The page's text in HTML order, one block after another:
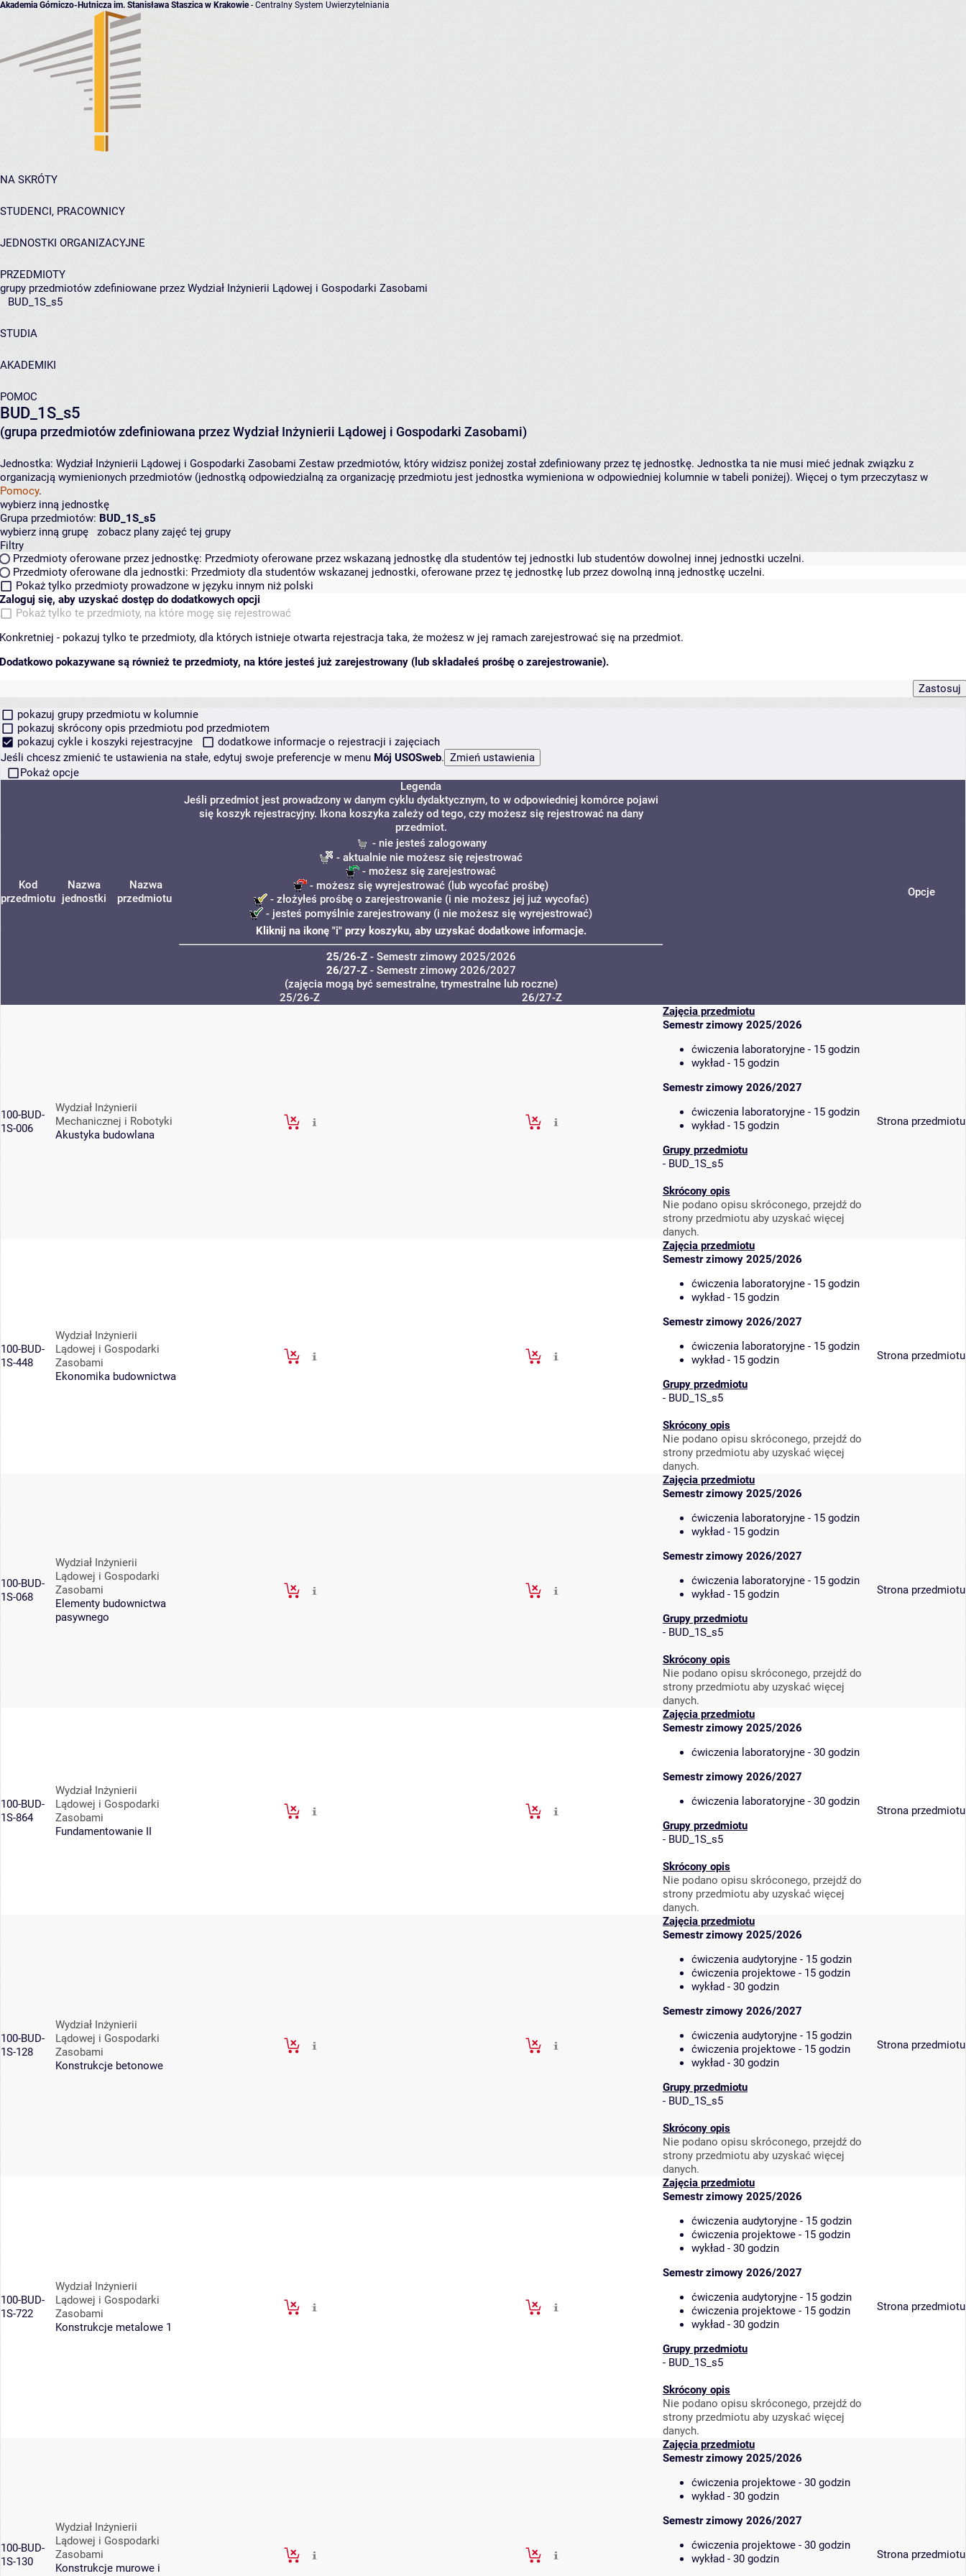
Akademia Górniczo-Hutnicza im. Stanisława Staszica w Krakowie- Centralny System Uwierzytelniania
NA SKRÓTY
STUDENCI, PRACOWNICY
JEDNOSTKI ORGANIZACYJNE
PRZEDMIOTY
grupy przedmiotów zdefiniowane przez Wydział Inżynierii Lądowej i Gospodarki Zasobami
BUD_1S_s5
STUDIA
AKADEMIKI
POMOC
BUD_1S_s5
(grupa przedmiotów zdefiniowana przez Wydział Inżynierii Lądowej i Gospodarki Zasobami)
Jednostka: Wydział Inżynierii Lądowej i Gospodarki Zasobami Zestaw przedmiotów, który widzisz poniżej został zdefiniowany przez tę jednostkę. Jednostka ta nie musi mieć jednak związku z
organizacją wymienionych przedmiotów (jednostką odpowiedzialną za organizację przedmiotu jest jednostka wymieniona w odpowiedniej kolumnie w tabeli poniżej). Więcej o tym przeczytasz w
Pomocy.
wybierz inną jednostkę
Grupa przedmiotów: BUD_1S_s5
wybierz inną grupę
zobacz plany zajęć tej grupy
Filtry
Przedmioty oferowane przez jednostkę: Przedmioty oferowane przez wskazaną jednostkę dla studentów tej jednostki lub studentów dowolnej innej jednostki uczelni.
Przedmioty oferowane dla jednostki: Przedmioty dla studentów wskazanej jednostki, oferowane przez tę jednostkę lub przez dowolną inną jednostkę uczelni.
Pokaż tylko przedmioty prowadzone w języku innym niż polski
Zaloguj się, aby uzyskać dostęp do dodatkowych opcji
Pokaż tylko te przedmioty, na które mogę się rejestrować
Konkretniej - pokazuj tylko te przedmioty, dla których istnieje otwarta rejestracja taka, że możesz w jej ramach zarejestrować się na przedmiot.
Dodatkowo pokazywane są również te przedmioty, na które jesteś już zarejestrowany (lub składałeś prośbę o zarejestrowanie).
pokazuj grupy przedmiotu w kolumnie
pokazuj skrócony opis przedmiotu pod przedmiotem
pokazuj cykle i koszyki rejestracyjne
dodatkowe informacje o rejestracji i zajęciach
Jeśli chcesz zmienić te ustawienia na stałe, edytuj swoje preferencje w menu Mój USOSweb.
Pokaż opcje
Kod
przedmiotu
Nazwa
jednostki
Nazwa
przedmiotu
Legenda
Jeśli przedmiot jest prowadzony w danym cyklu dydaktycznym, to w odpowiedniej komórce pojawi
się koszyk rejestracyjny. Ikona koszyka zależy od tego, czy możesz się rejestrować na dany
przedmiot.
- nie jesteś zalogowany
- aktualnie nie możesz się rejestrować
- możesz się zarejestrować
- możesz się wyrejestrować (lub wycofać prośbę)
- złożyłeś prośbę o zarejestrowanie (i nie możesz jej już wycofać)
- jesteś pomyślnie zarejestrowany (i nie możesz się wyrejestrować)
Kliknij na ikonę "i" przy koszyku, aby uzyskać dodatkowe informacje.
25/26-Z- Semestr zimowy 2025/2026
26/27-Z- Semestr zimowy 2026/2027
(zajęcia mogą być semestralne, trymestralne lub roczne)
Opcje
25/26-Z 26/27-Z
100-BUD-
1S-006
Wydział Inżynierii
Mechanicznej i Robotyki
Akustyka budowlana
Zajęcia przedmiotu
Semestr zimowy 2025/2026
ćwiczenia laboratoryjne - 15 godzin
wykład - 15 godzin
Semestr zimowy 2026/2027
ćwiczenia laboratoryjne - 15 godzin
wykład - 15 godzin
Grupy przedmiotu
- BUD_1S_s5
Skrócony opis
Nie podano opisu skróconego, przejdź do
strony przedmiotu aby uzyskać więcej
danych.
Strona przedmiotu
100-BUD-
1S-448
Wydział Inżynierii
Lądowej i Gospodarki
Zasobami
Ekonomika budownictwa
Zajęcia przedmiotu
Semestr zimowy 2025/2026
ćwiczenia laboratoryjne - 15 godzin
wykład - 15 godzin
Semestr zimowy 2026/2027
ćwiczenia laboratoryjne - 15 godzin
wykład - 15 godzin
Grupy przedmiotu
- BUD_1S_s5
Skrócony opis
Nie podano opisu skróconego, przejdź do
strony przedmiotu aby uzyskać więcej
danych.
Strona przedmiotu
100-BUD-
1S-068
Wydział Inżynierii
Lądowej i Gospodarki
Zasobami
Elementy budownictwa
pasywnego
Zajęcia przedmiotu
Semestr zimowy 2025/2026
ćwiczenia laboratoryjne - 15 godzin
wykład - 15 godzin
Semestr zimowy 2026/2027
ćwiczenia laboratoryjne - 15 godzin
wykład - 15 godzin
Grupy przedmiotu
- BUD_1S_s5
Skrócony opis
Nie podano opisu skróconego, przejdź do
strony przedmiotu aby uzyskać więcej
danych.
Strona przedmiotu
100-BUD-
1S-864
Wydział Inżynierii
Lądowej i Gospodarki
Zasobami
Fundamentowanie II
Zajęcia przedmiotu
Semestr zimowy 2025/2026
ćwiczenia laboratoryjne - 30 godzin
Semestr zimowy 2026/2027
ćwiczenia laboratoryjne - 30 godzin
Grupy przedmiotu
- BUD_1S_s5
Skrócony opis
Nie podano opisu skróconego, przejdź do
strony przedmiotu aby uzyskać więcej
danych.
Strona przedmiotu
100-BUD-
1S-128
Wydział Inżynierii
Lądowej i Gospodarki
Zasobami
Konstrukcje betonowe
Zajęcia przedmiotu
Semestr zimowy 2025/2026
ćwiczenia audytoryjne - 15 godzin
ćwiczenia projektowe - 15 godzin
wykład - 30 godzin
Semestr zimowy 2026/2027
ćwiczenia audytoryjne - 15 godzin
ćwiczenia projektowe - 15 godzin
wykład - 30 godzin
Grupy przedmiotu
- BUD_1S_s5
Skrócony opis
Nie podano opisu skróconego, przejdź do
strony przedmiotu aby uzyskać więcej
danych.
Strona przedmiotu
100-BUD-
1S-722
Wydział Inżynierii
Lądowej i Gospodarki
Zasobami
Konstrukcje metalowe 1
Zajęcia przedmiotu
Semestr zimowy 2025/2026
ćwiczenia audytoryjne - 15 godzin
ćwiczenia projektowe - 15 godzin
wykład - 30 godzin
Semestr zimowy 2026/2027
ćwiczenia audytoryjne - 15 godzin
ćwiczenia projektowe - 15 godzin
wykład - 30 godzin
Grupy przedmiotu
- BUD_1S_s5
Skrócony opis
Nie podano opisu skróconego, przejdź do
strony przedmiotu aby uzyskać więcej
danych.
Strona przedmiotu
100-BUD-
1S-130
Wydział Inżynierii
Lądowej i Gospodarki
Zasobami
Konstrukcje murowe i
Zajęcia przedmiotu
Semestr zimowy 2025/2026
ćwiczenia projektowe - 30 godzin
wykład - 30 godzin
Semestr zimowy 2026/2027
ćwiczenia projektowe - 30 godzin
wykład - 30 godzin
Strona przedmiotu